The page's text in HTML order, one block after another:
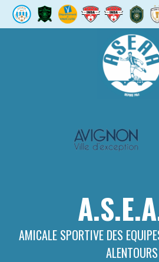
AMICALE SPORTIVE DES
ALENTOURS